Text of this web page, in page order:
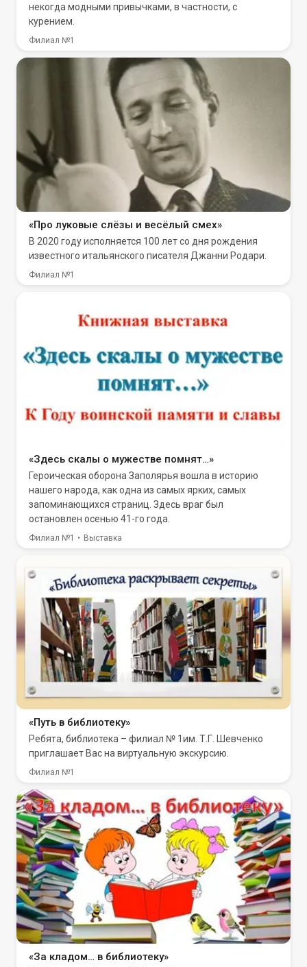
некогда модными привычками, в частности, с
курением.
Филиал №1
«Про луковые слёзы и весёлый смех»
В 2020 году исполняется 100 лет со дня рождения
известного итальянского писателя Джанни Родари.
Филиал №1
«Здесь скалы о мужестве помнят…»
Героическая оборона Заполярья вошла в историю
нашего народа, как одна из самых ярких, самых
запоминающихся страниц. Здесь враг был
остановлен осенью 41-го года.
Филиал №1 Выставка
«Путь в библиотеку»
Ребята, библиотека – филиал № 1им. Т.Г. Шевченко
приглашает Вас на виртуальную экскурсию.
Филиал №1
«За кладом… в библиотеку»